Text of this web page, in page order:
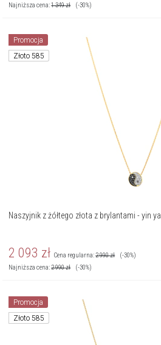
Najniższa cena:1 349zł (-30%)
Promocja
Złoto 585
Naszyjnik z żółtego złota z brylantami - yin
2 093 zł Cena regularna:2 990zł
(-30%)
Najniższa cena:2 990zł (-30%)
Promocja
Złoto 585